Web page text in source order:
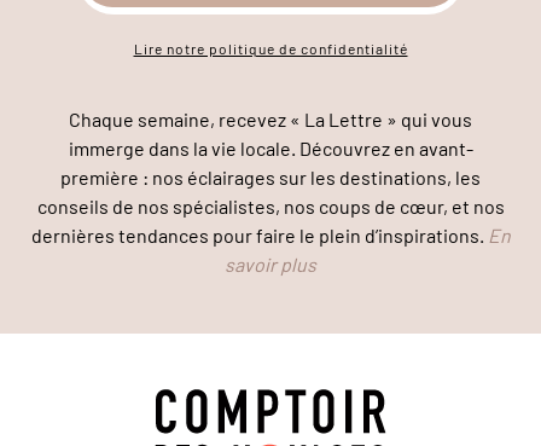
Lire notre politique de confidentialité
Chaque semaine, recevez « La Lettre » qui vous
immerge dans la vie locale. Découvrez en avant-
première : nos éclairages sur les destinations, les
conseils de nos spécialistes, nos coups de cœur, et nos
dernières tendances pour faire le plein d’inspirations. En
savoir plus